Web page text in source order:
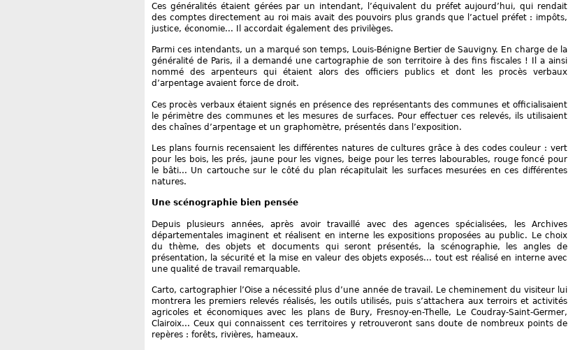
Ces généralités étaient gérées par un intendant, l’équivalent du préfet aujourd’hui, qui rendait
des comptes directement au roi mais avait des pouvoirs plus grands que l’actuel préfet : impôts,
justice, économie... Il accordait également des privilèges.
Parmi ces intendants, un a marqué son temps, Louis-Bénigne Bertier de Sauvigny. En charge de la
généralité de Paris, il a demandé une cartographie de son territoire à des fins fiscales ! Il a ainsi
nommé des arpenteurs qui étaient alors des officiers publics et dont les procès verbaux
d’arpentage avaient force de droit.
Ces procès verbaux étaient signés en présence des représentants des communes et officialisaient
le périmètre des communes et les mesures de surfaces. Pour effectuer ces relevés, ils utilisaient
des chaînes d’arpentage et un graphomètre, présentés dans l’exposition.
Les plans fournis recensaient les différentes natures de cultures grâce à des codes couleur : vert
pour les bois, les prés, jaune pour les vignes, beige pour les terres labourables, rouge foncé pour
le bâti... Un cartouche sur le côté du plan récapitulait les surfaces mesurées en ces différentes
natures.
Une scénographie bien pensée
Depuis plusieurs années, après avoir travaillé avec des agences spécialisées, les Archives
départementales imaginent et réalisent en interne les expositions proposées au public. Le choix
du thème, des objets et documents qui seront présentés, la scénographie, les angles de
présentation, la sécurité et la mise en valeur des objets exposés... tout est réalisé en interne avec
une qualité de travail remarquable.
Carto, cartographier l’Oise a nécessité plus d’une année de travail. Le cheminement du visiteur lui
montrera les premiers relevés réalisés, les outils utilisés, puis s’attachera aux terroirs et activités
agricoles et économiques avec les plans de Bury, Fresnoy-en-Thelle, Le Coudray-Saint-Germer,
Clairoix... Ceux qui connaissent ces territoires y retrouveront sans doute de nombreux points de
repères : forêts, rivières, hameaux.